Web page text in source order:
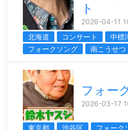
ト
2026-04-11
北海道
コンサート
中標
フォークソング
南こうせつ
フォー
2026-03-17
東京都 渋谷区 フォーク